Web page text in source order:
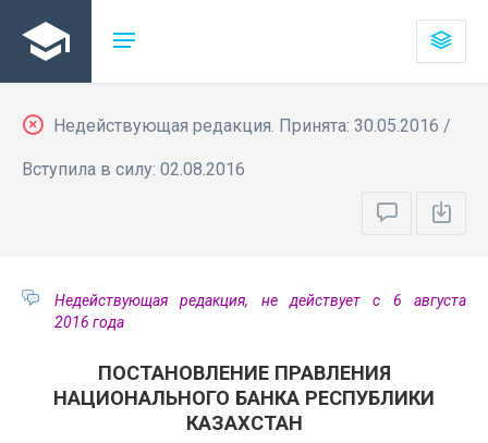
Недействующая редакция. Принята: 30.05.2016 /
Вступила в силу: 02.08.2016
Недействующая редакция, не действует с 6 августа
2016 года
ПОСТАНОВЛЕНИЕ ПРАВЛЕНИЯ
НАЦИОНАЛЬНОГО БАНКА РЕСПУБЛИКИ
КАЗАХСТАН